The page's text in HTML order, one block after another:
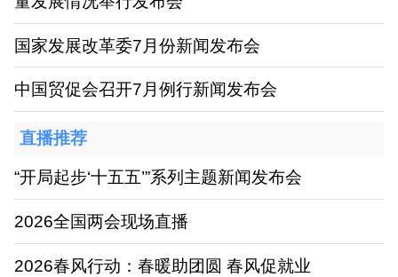
国家发展改革委7月份新闻发布会
中国贸促会召开7月例行新闻发布会
直播推荐
“开局起步‘十五五’”系列主题新闻发布会
2026全国两会现场直播
2026春风行动：春暖助团圆 春风促就业